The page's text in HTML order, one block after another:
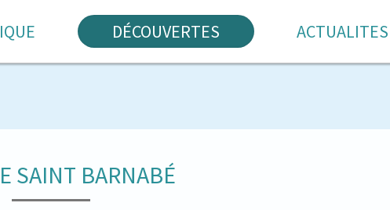
DÉCOUVERTES ACTUALITES
SAINT BARNABÉ